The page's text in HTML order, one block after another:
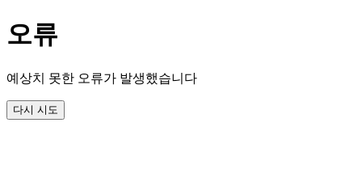
오류
예상치 못한 오류가 발생했습니다
다시 시도